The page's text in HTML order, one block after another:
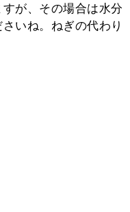
が、その場合は水分
いね。ねぎの代わり